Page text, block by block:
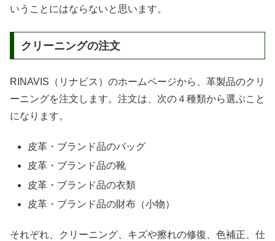
いうことにはならないと思います。
クリーニングの注文
RINAVIS（リナビス）のホームページから、革製品のクリ
ーニングを注文します。注文は、次の４種類から選ぶこと
になります。
皮革・ブランド品のバッグ
皮革・ブランド品の靴
皮革・ブランド品の衣類
皮革・ブランド品の財布（小物）
それぞれ、クリーニング、キズや擦れの修復、色補正、仕